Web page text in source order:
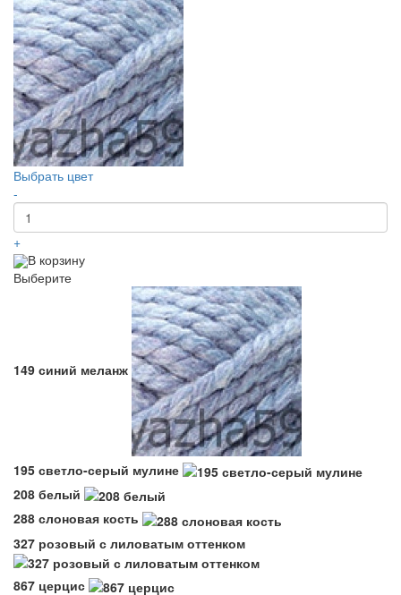
Выбрать цвет
-
+
В корзину
Выберите
149 синий меланж
195 светло-серый мулине
208 белый
288 слоновая кость
327 розовый с лиловатым оттенком
867 церцис